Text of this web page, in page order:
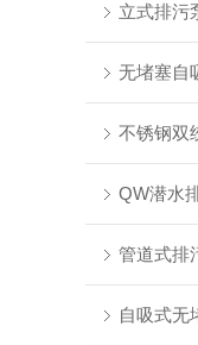
立式排污
无堵塞自
不锈钢双
QW潜水
管道式排
自吸式无